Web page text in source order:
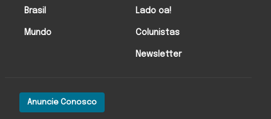
Anuncie Conosco
Brasil
Mundo
Lado oa!
Colunistas
Newsletter